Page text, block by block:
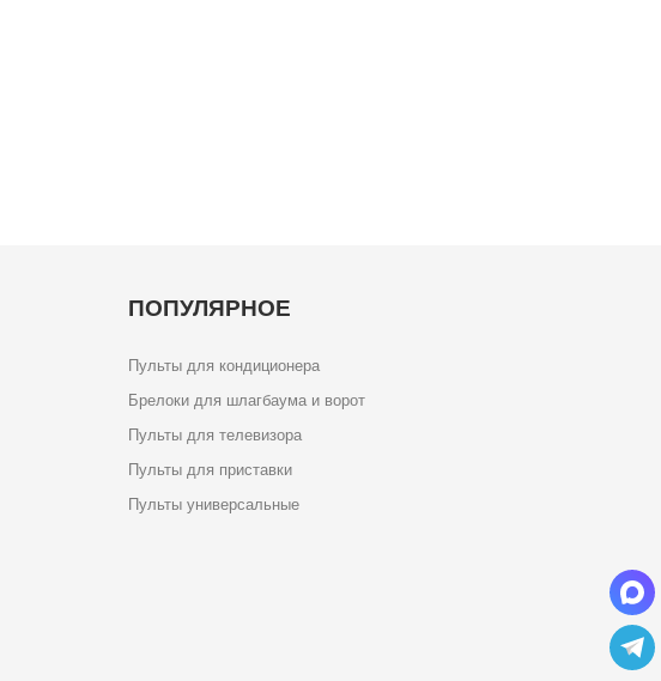
ПОПУЛЯРНОЕ
Пульты для кондиционера
Брелоки для шлагбаума и ворот
Пульты для телевизора
Пульты для приставки
Пульты универсальные